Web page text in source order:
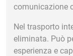
comunicazione
Nel trasporto
eliminata. Può
esperienza e